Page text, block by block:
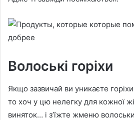
Волоські горіхи
Якщо зазвичай ви уникаєте горіхи
то хоч у цю нелегку для кожної
виняток… і з’їжте жменю